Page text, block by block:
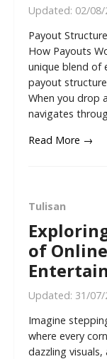
Updated: 02/
Payout
How Payouts
unique blend of
payout
When you drop
navigates
Read More →
Tulisan
of
Updated: 31/
Imagine
where every
dazzling visuals,